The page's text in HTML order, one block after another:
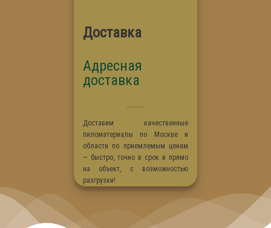
Доставка
Адресная
доставка
Доставим качественные
пиломатериалы по Москве и
области по приемлемым ценам
— быстро, точно в срок и прямо
на объект, с возможностью
разгрузки!